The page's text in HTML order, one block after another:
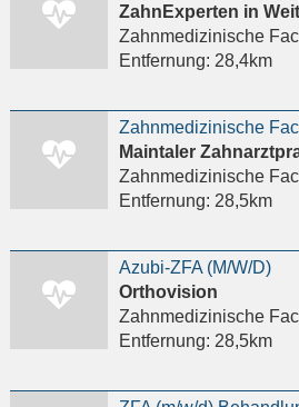
Entfernung: 28,4km
Zahnmedizinische
Zahnmedizinische
Entfernung: 28,5km
Azubi-ZFA (M/W/D)
Orthovision
Entfernung: 28,5km